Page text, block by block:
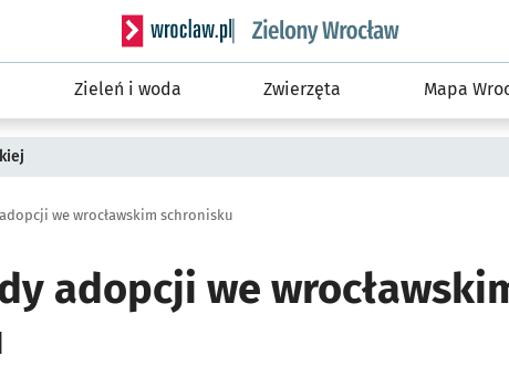
Serwis informacyjny wroclaw.pl podserwis:
Zieleń i woda Zwierzęta Mapa
we wrocławskim schronisku
adopcji we